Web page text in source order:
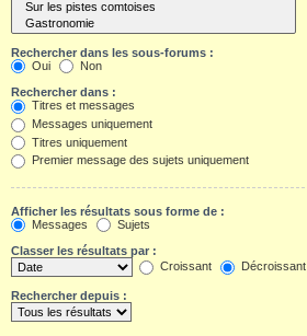
Rechercher dans les sous-forums :
Oui
Non
Rechercher dans :
Titres et messages
Messages uniquement
Titres uniquement
Premier message des sujets uniquement
Afficher les résultats sous forme de :
Messages
Sujets
Classer les résultats par :
Croissant
Décroissant
Rechercher depuis :